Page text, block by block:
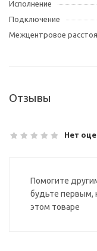
Исполнение
Подключение
Межцентровое
Отзывы
Нет
Помогите
будьте первым,
этом товаре